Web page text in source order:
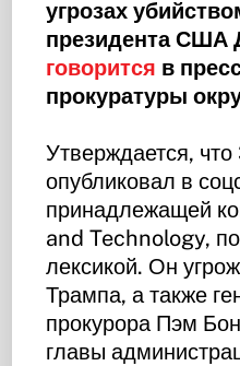
угрозах
президента США
говорится в
прокуратуры
Утверждается,
опубликовал в
принадлежащей
and Technology,
лексикой. Он
Трампа, а также
прокурора Пэм
главы